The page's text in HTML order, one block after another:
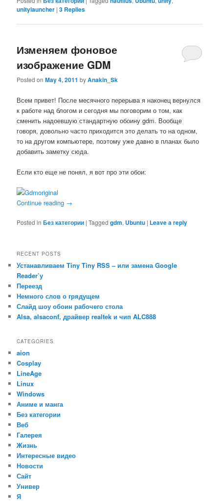
unitylauncher |3 Replies
Изменяем фоновое
изображение GDM
Posted onMay 4, 2011 byAnakin_Sk
Всем привет! После месячного перерыва я наконец вернулся
к работе над блогом и сегодня мы поговорим о том, как
сменить надоевшую стандартную обоину gdm. Вообще
говоря, довольно часто приходится это делать то на одном,
то на другом компьютере, поэтому уже давно в планах было
добавить заметку сюда.
Если кто еще не понял, я вот про эти обои:
Continue reading →
Posted in Без категории |Tagged gdm, Ubuntu | Leave a reply
RECENT POSTS
Устанавливаем Tiny Tiny RSS – или замена Google
Reader’у
Переезд
Немного слов о грядущем
Слайд шоу обоин рабочего стола
Alsa, alsaconf, драйвер realtek и чип ALC888
CATEGORIES
aion
Cosplay
LineAge
Linux
Windows
Аниме и манга
Без категории
Веб
Галерея
Жизнь
Интересные видео
Новости
Сайт
Универ
Я